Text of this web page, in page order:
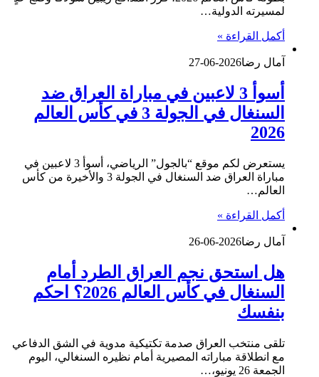
لمسيرته الدولية…
أكمل القراءة »
آمال رضا2026-06-27
أسوأ 3 لاعبين في مباراة العراق ضد
السنغال في الجولة 3 في كأس العالم
2026
يستعرض لكم موقع “بالجول” الرياضي، أسوأ 3 لاعبين في
مباراة العراق ضد السنغال في الجولة 3 والأخيرة من كأس
العالم…
أكمل القراءة »
آمال رضا2026-06-26
هل استحق نجم العراق الطرد أمام
السنغال في كأس العالم 2026؟ احكم
بنفسك
تلقى منتخب العراق صدمة تكتيكية مدوية في الشق الدفاعي
مع انطلاقة مباراته المصيرية أمام نظيره السنغالي، اليوم
الجمعة 26 يونيو،…